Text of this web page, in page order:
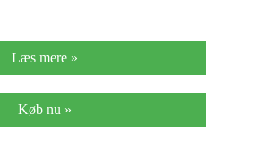
Læs mere »
Køb nu »